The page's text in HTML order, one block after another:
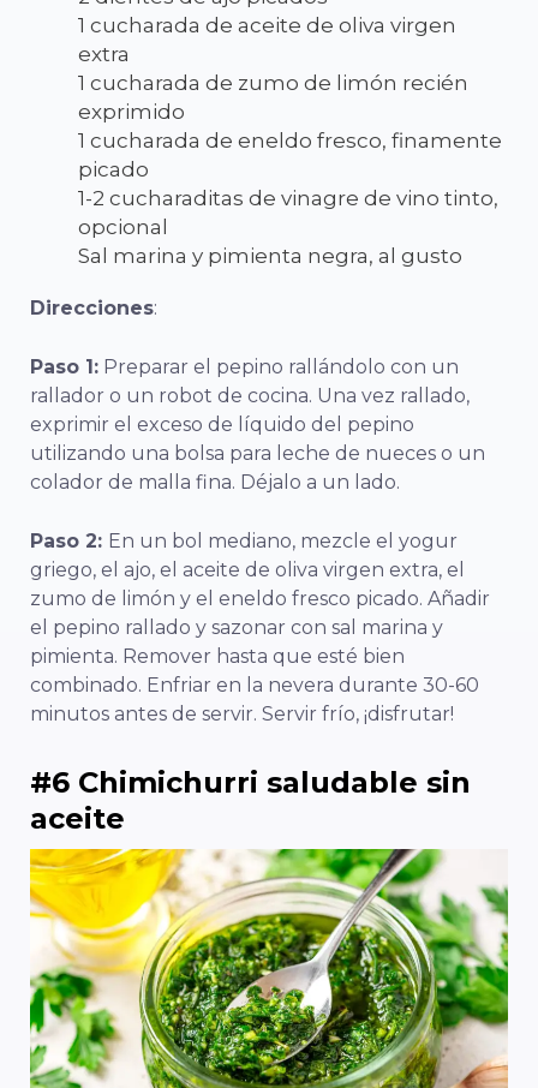
1 cucharada de aceite de oliva virgen
extra
1 cucharada de zumo de limón recién
exprimido
1 cucharada de eneldo fresco, finamente
picado
1-2 cucharaditas de vinagre de vino tinto,
opcional
Sal marina y pimienta negra, al gusto
Direcciones:
Paso 1: Preparar el pepino rallándolo con un
rallador o un robot de cocina. Una vez rallado,
exprimir el exceso de líquido del pepino
utilizando una bolsa para leche de nueces o un
colador de malla fina. Déjalo a un lado.
Paso 2: En un bol mediano, mezcle el yogur
griego, el ajo, el aceite de oliva virgen extra, el
zumo de limón y el eneldo fresco picado. Añadir
el pepino rallado y sazonar con sal marina y
pimienta. Remover hasta que esté bien
combinado. Enfriar en la nevera durante 30-60
minutos antes de servir. Servir frío, ¡disfrutar!
#6 Chimichurri saludable sin
aceite